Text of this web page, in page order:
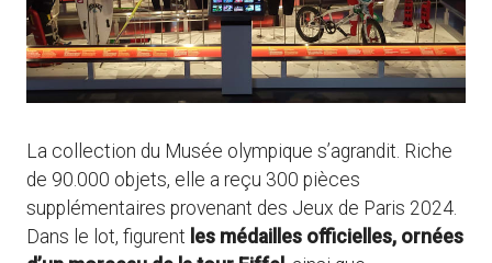
La collection du Musée olympique s’agrandit. Riche
de 90.000 objets, elle a reçu 300 pièces
supplémentaires provenant des Jeux de Paris 2024.
Dans le lot, figurent les médailles officielles, ornées